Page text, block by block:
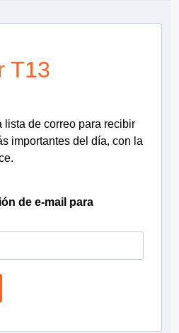
T13
lista de correo para recibir
importantes del día, con la
de e-mail para